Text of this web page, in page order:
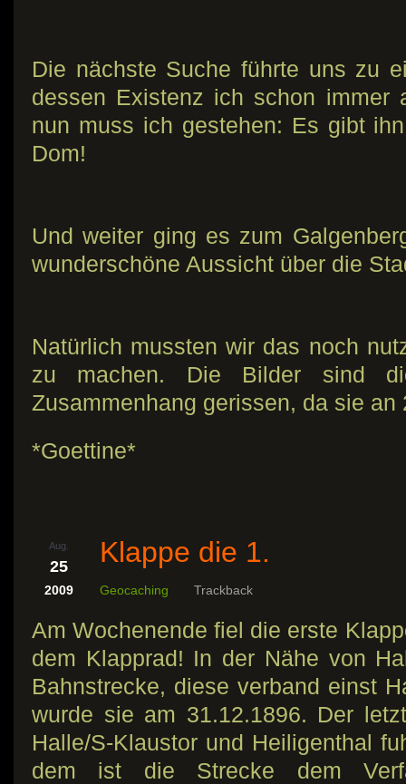
Die nächste Suche führte uns zu
dessen Existenz ich schon immer
nun muss ich gestehen: Es gibt
Dom!
Und weiter ging es zum
wunderschöne Aussicht über die
Natürlich mussten wir das noch
zu machen. Die Bilder sind
Zusammenhang gerissen, da sie an
*Goettine*
Aug.
25
2009
Klappe die 1.
Geocaching Trackback
Am Wochenende fiel die erste
dem Klapprad! In der Nähe von
Bahnstrecke, diese verband einst
wurde sie am 31.12.1896. Der
Halle/S-Klaustor und Heiligenthal
dem ist die Strecke dem